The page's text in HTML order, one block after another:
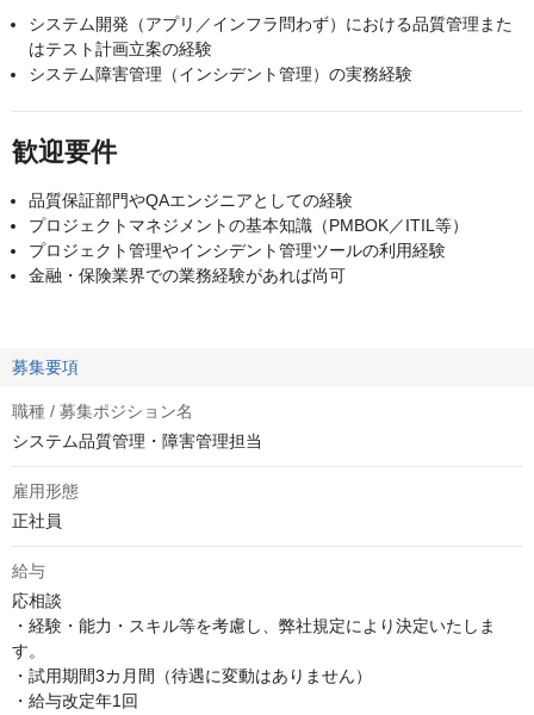
システム開発（アプリ／インフラ問わず）における品質管理また
はテスト計画立案の経験
システム障害管理（インシデント管理）の実務経験
歓迎要件
品質保証部門やQAエンジニアとしての経験
プロジェクトマネジメントの基本知識（PMBOK／ITIL等）
プロジェクト管理やインシデント管理ツールの利用経験
金融・保険業界での業務経験があれば尚可
募集要項
職種 / 募集ポジション名
システム品質管理・障害管理担当
雇用形態
正社員
給与
応相談
・経験・能力・スキル等を考慮し、弊社規定により決定いたしま
す。
・試用期間3カ月間（待遇に変動はありません）
・給与改定年1回